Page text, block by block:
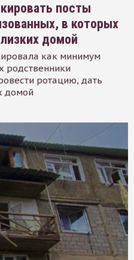
посты
в которых
домой
как минимум
родственники
ротацию, дать
домой